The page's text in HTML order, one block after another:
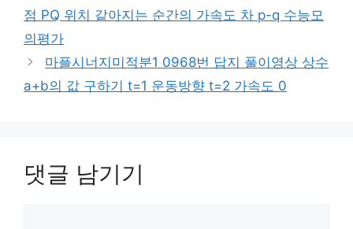
점 PQ 위치 같아지는 순간의 가속도 차 p-q 수능모
의평가
마플시너지미적분1 0968번 답지 풀이영상 상수
a+b의 값 구하기 t=1 운동방향 t=2 가속도 0
댓글 남기기